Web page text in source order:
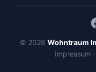
© 2026 Wohntraum
Impressum ·